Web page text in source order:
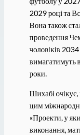
2029 році та
Вона також
проведення
чоловіків
вимагатимуть
роки.
Шихабі
цим
«Проекти, у
виконання,